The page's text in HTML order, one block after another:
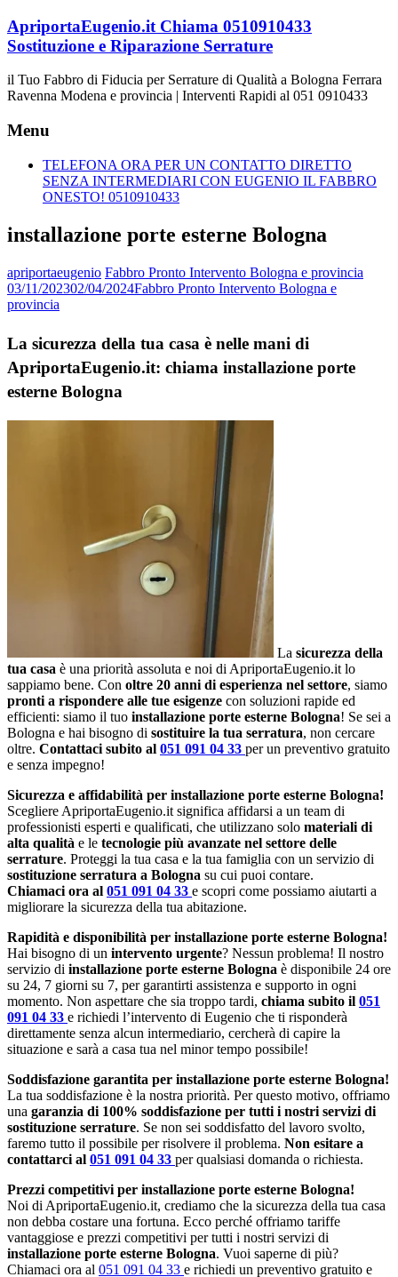
Vai
al
contenuto
ApriportaEugenio.it Chiama 0510910433
Sostituzione e Riparazione Serrature
il Tuo Fabbro di Fiducia per Serrature di Qualità a Bologna Ferrara
Ravenna Modena e provincia | Interventi Rapidi al 051 0910433
Menu
TELEFONA ORA PER UN CONTATTO DIRETTO
SENZA INTERMEDIARI CON EUGENIO IL FABBRO
ONESTO! 0510910433
installazione porte esterne Bologna
apriportaeugenio Fabbro Pronto Intervento Bologna e provincia
03/11/202302/04/2024Fabbro Pronto Intervento Bologna e
provincia
La sicurezza della tua casa è nelle mani di
ApriportaEugenio.it: chiama installazione porte
esterne Bologna
La sicurezza della
tua casa è una priorità assoluta e noi di ApriportaEugenio.it lo
sappiamo bene. Con oltre 20 anni di esperienza nel settore, siamo
pronti a rispondere alle tue esigenze con soluzioni rapide ed
efficienti: siamo il tuo installazione porte esterne Bologna! Se sei a
Bologna e hai bisogno di sostituire la tua serratura, non cercare
oltre. Contattaci subito al 051 091 04 33 per un preventivo gratuito
e senza impegno!
Sicurezza e affidabilità per installazione porte esterne Bologna!
Scegliere ApriportaEugenio.it significa affidarsi a un team di
professionisti esperti e qualificati, che utilizzano solo materiali di
alta qualità e le tecnologie più avanzate nel settore delle
serrature. Proteggi la tua casa e la tua famiglia con un servizio di
sostituzione serratura a Bologna su cui puoi contare.
Chiamaci ora al 051 091 04 33 e scopri come possiamo aiutarti a
migliorare la sicurezza della tua abitazione.
Rapidità e disponibilità per installazione porte esterne Bologna!
Hai bisogno di un intervento urgente? Nessun problema! Il nostro
servizio di installazione porte esterne Bologna è disponibile 24 ore
su 24, 7 giorni su 7, per garantirti assistenza e supporto in ogni
momento. Non aspettare che sia troppo tardi, chiama subito il 051
091 04 33 e richiedi l’intervento di Eugenio che ti risponderà
direttamente senza alcun intermediario, cercherà di capire la
situazione e sarà a casa tua nel minor tempo possibile!
Soddisfazione garantita per installazione porte esterne Bologna!
La tua soddisfazione è la nostra priorità. Per questo motivo, offriamo
una garanzia di 100% soddisfazione per tutti i nostri servizi di
sostituzione serrature. Se non sei soddisfatto del lavoro svolto,
faremo tutto il possibile per risolvere il problema. Non esitare a
contattarci al 051 091 04 33 per qualsiasi domanda o richiesta.
Prezzi competitivi per installazione porte esterne Bologna!
Noi di ApriportaEugenio.it, crediamo che la sicurezza della tua casa
non debba costare una fortuna. Ecco perché offriamo tariffe
vantaggiose e prezzi competitivi per tutti i nostri servizi di
installazione porte esterne Bologna. Vuoi saperne di più?
Chiamaci ora al 051 091 04 33 e richiedi un preventivo gratuito e